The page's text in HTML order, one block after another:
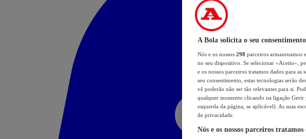
A Bola solicita o seu
Nós e os nossos 298 parceiros armazenamos
no seu dispositivo. Se selecionar «Aceito»,
e os nossos parceiros tratamos dados para
seu consentimento, estas tecnologias serão
vê poderão não ser tão relevantes para si.
qualquer momento clicando na ligação
esquerda da página, se aplicável). As suas
de privacidade.
Nós e os nossos parceiros